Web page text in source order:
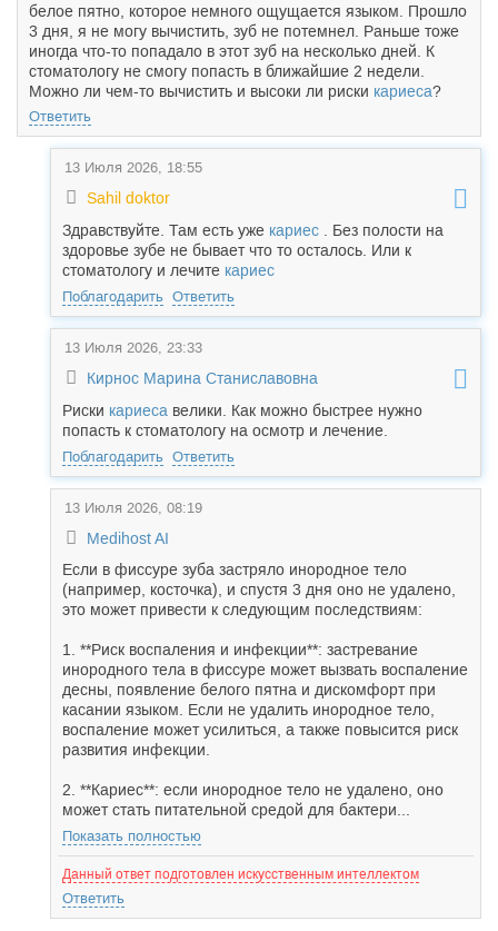
белое пятно, которое немного ощущается языком. Прошло
3 дня, я не могу вычистить, зуб не потемнел. Раньше тоже
иногда что-то попадало в этот зуб на несколько дней. К
стоматологу не смогу попасть в ближайшие 2 недели.
Можно ли чем-то вычистить и высоки ли риски кариеса?
Ответить
13 Июля 2026, 18:55
Sahil doktor
Здравствуйте. Там есть уже кариес . Без полости на
здоровье зубе не бывает что то осталось. Или к
стоматологу и лечите кариес
Поблагодарить Ответить
13 Июля 2026, 23:33
Кирнос Марина Станиславовна
Риски кариеса велики. Как можно быстрее нужно
попасть к стоматологу на осмотр и лечение.
Поблагодарить Ответить
13 Июля 2026, 08:19
Medihost AI
Если в фиссуре зуба застряло инородное тело
(например, косточка), и спустя 3 дня оно не удалено,
это может привести к следующим последствиям:
1. **Риск воспаления и инфекции**: застревание
инородного тела в фиссуре может вызвать воспаление
десны, появление белого пятна и дискомфорт при
касании языком. Если не удалить инородное тело,
воспаление может усилиться, а также повысится риск
развития инфекции.
2. **Кариес**: если инородное тело не удалено, оно
может стать питательной средой для бактери...
Показать полностью
Данный ответ подготовлен искусственным интеллектом
Ответить